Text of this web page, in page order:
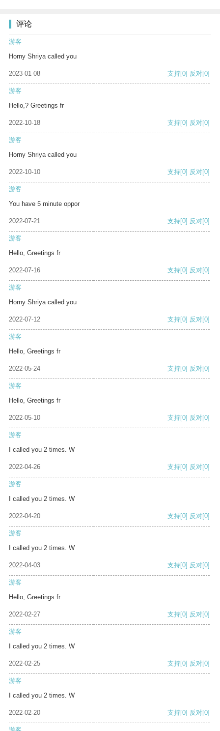
评论
游客
Horny Shriya called you
2023-01-08 支持[0] 反对[0]
游客
Hello,? Greetings fr
2022-10-18 支持[0] 反对[0]
游客
Horny Shriya called you
2022-10-10 支持[0] 反对[0]
游客
You have 5 minute oppor
2022-07-21 支持[0] 反对[0]
游客
Hello, Greetings fr
2022-07-16 支持[0] 反对[0]
游客
Horny Shriya called you
2022-07-12 支持[0] 反对[0]
游客
Hello, Greetings fr
2022-05-24 支持[0] 反对[0]
游客
Hello, Greetings fr
2022-05-10 支持[0] 反对[0]
游客
I called you 2 times. W
2022-04-26 支持[0] 反对[0]
游客
I called you 2 times. W
2022-04-20 支持[0] 反对[0]
游客
I called you 2 times. W
2022-04-03 支持[0] 反对[0]
游客
Hello, Greetings fr
2022-02-27 支持[0] 反对[0]
游客
I called you 2 times. W
2022-02-25 支持[0] 反对[0]
游客
I called you 2 times. W
2022-02-20 支持[0] 反对[0]